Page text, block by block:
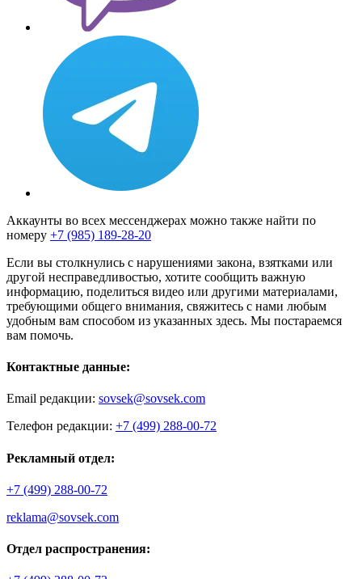
Аккаунты во всех мессенджерах можно также найти по
номеру +7 (985) 189-28-20
Если вы столкнулись с нарушениями закона, взятками или
другой несправедливостью, хотите сообщить важную
информацию, поделиться видео или другими материалами,
требующими общего внимания, свяжитесь с нами любым
удобным вам способом из указанных здесь. Мы постараемся
вам помочь.
Контактные данные:
Email редакции: sovsek@sovsek.com
Телефон редакции: +7 (499) 288-00-72
Рекламный отдел:
+7 (499) 288-00-72
reklama@sovsek.com
Отдел распространения: